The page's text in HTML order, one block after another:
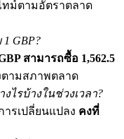
ทม์ตามอัตราตลาด
GBP?
สามารถซื้อ 1,562.5
ามสภาพตลาด
งไรบ้างในช่วงเวลา?
ารเปลี่ยนแปลง คงที่